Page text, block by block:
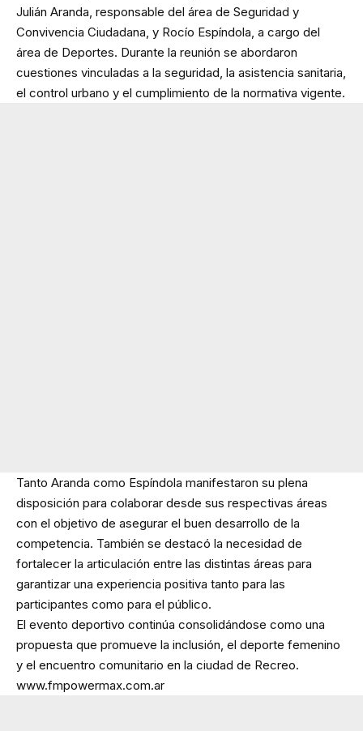
Julián Aranda, responsable del área de Seguridad y
Convivencia Ciudadana, y Rocío Espíndola, a cargo del
área de Deportes. Durante la reunión se abordaron
cuestiones vinculadas a la seguridad, la asistencia sanitaria,
el control urbano y el cumplimiento de la normativa vigente.
Tanto Aranda como Espíndola manifestaron su plena
disposición para colaborar desde sus respectivas áreas
con el objetivo de asegurar el buen desarrollo de la
competencia. También se destacó la necesidad de
fortalecer la articulación entre las distintas áreas para
garantizar una experiencia positiva tanto para las
participantes como para el público.
El evento deportivo continúa consolidándose como una
propuesta que promueve la inclusión, el deporte femenino
y el encuentro comunitario en la ciudad de Recreo.
www.fmpowermax.com.ar